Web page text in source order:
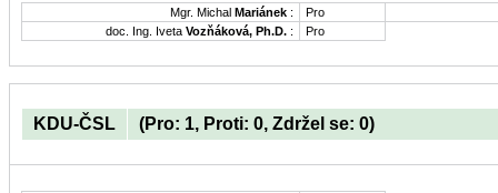
Mgr. Michal Mariánek :
Pro
doc. Ing. Iveta Vozňáková, Ph.D. : Pro
KDU-ČSL (Pro: 1, Proti: 0, Zdržel se: 0)